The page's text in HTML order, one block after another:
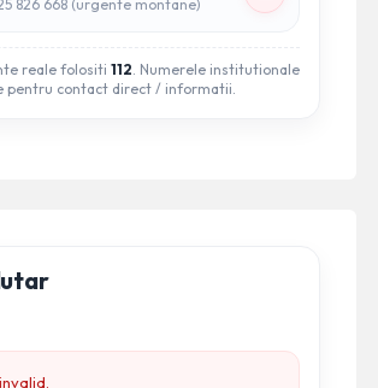
826 668 (urgente montane)
reale folositi 112. Numerele institutionale
pentru contact direct / informatii.